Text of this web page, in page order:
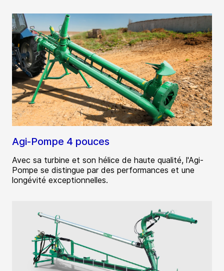
Agi-Pompe 4 pouces
Avec sa turbine et son hélice de haute qualité, l'Agi-
Pompe se distingue par des performances et une
longévité exceptionnelles.